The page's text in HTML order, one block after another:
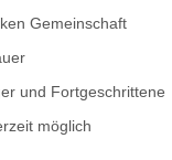
Gemeinschaft
und Fortgeschrittene
möglich